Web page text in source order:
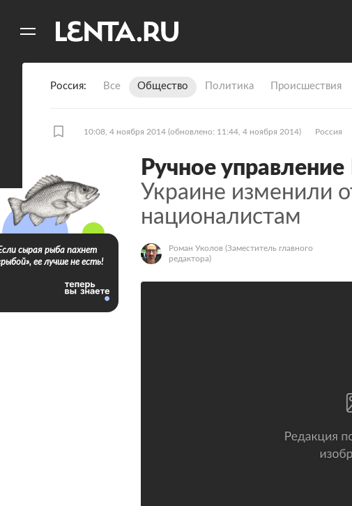
Россия Все Общество Политика Происшествия
10:08, 4 ноября 2014 (обновлено: 11:44, 4 ноября 2014) Россия
Ручное управление
Украине изменили
националистам
Роман Уколов (Заместитель главного
редактора)
сырая рыба пахнет
ее лучше не есть!